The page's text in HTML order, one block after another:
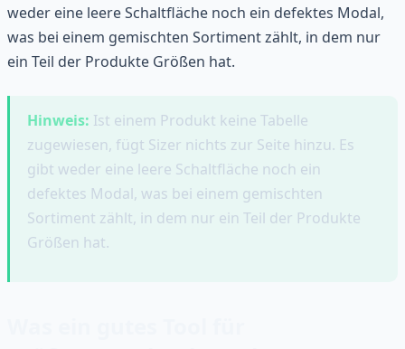
weder eine leere Schaltfläche noch ein defektes Modal,
was bei einem gemischten Sortiment zählt, in dem nur
ein Teil der Produkte Größen hat.
Hinweis: Ist einem Produkt keine Tabelle
zugewiesen, fügt Sizer nichts zur Seite hinzu. Es
gibt weder eine leere Schaltfläche noch ein
defektes Modal, was bei einem gemischten
Sortiment zählt, in dem nur ein Teil der Produkte
Größen hat.